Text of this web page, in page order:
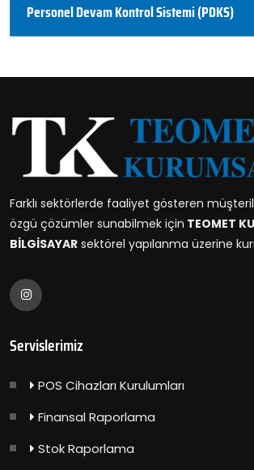
Personel Devam Kontrol Sistemi (PDKS)
Farklı sektörlerde faaliyet gösteren
özgü çözümler sunabilmek için TEOMET
BİLGİSAYAR sektörel yapılanma üzerine
Servislerimiz
POS Cihazları Kurulumları
Finansal Raporlama
Stok Raporlama